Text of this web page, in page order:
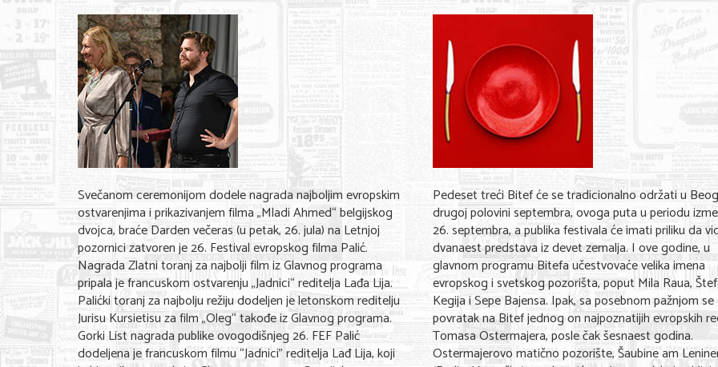
Svečanom ceremonijom dodele nagrada najboljim evropskim
ostvarenjima i prikazivanjem filma „Mladi Ahmed“ belgijskog
dvojca, braće Darden večeras (u petak, 26. jula) na Letnjoj
pozornici zatvoren je 26. Festival evropskog filma Palić.
Nagrada Zlatni toranj za najbolji film iz Glavnog programa
pripala je francuskom ostvarenju „Jadnici“ reditelja Lađa Lija.
Palićki toranj za najbolju režiju dodeljen je letonskom reditelju
Jurisu Kursietisu za film „Oleg“ takođe iz Glavnog programa.
Gorki List nagrada publike ovogodišnjeg 26. FEF Palić
dodeljena je francuskom filmu “Jadnici” reditelja Lađ Lija, koji
Pedeset treći Bitef će se tradicionalno održati u
drugoj polovini septembra, ovoga puta u periodu
26. septembra, a publika festivala će imati priliku da
dvanaest predstava iz devet zemalja. I ove godine, u
glavnom programu Bitefa učestvovaće velika imena
evropskog i svetskog pozorišta, poput Mila Raua,
Kegija i Sepe Bajensa. Ipak, sa posebnom pažnjom
povratak na Bitef jednog on najpoznatijih evropskih
Tomasa Ostermajera, posle čak šesnaest godina.
Ostermajerovo matično pozorište, Šaubine am